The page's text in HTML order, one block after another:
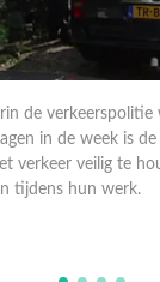
de
in de week is
verkeer veilig te
tijdens hun werk.